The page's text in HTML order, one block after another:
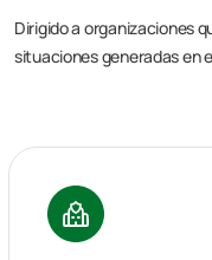
Dirigido a organizaciones
situaciones generadas en